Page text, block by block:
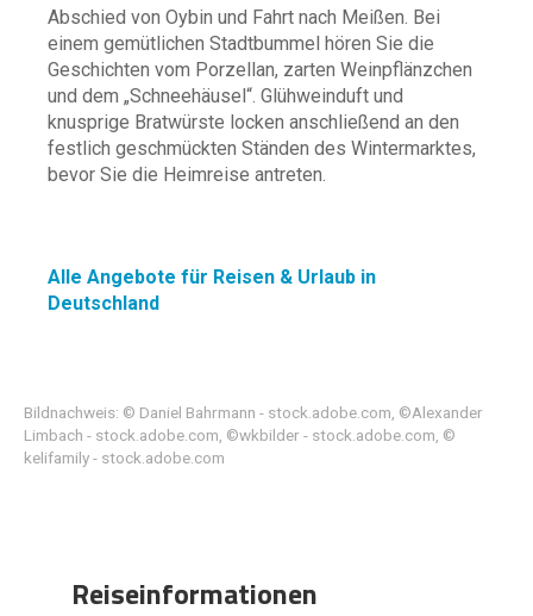
Abschied von Oybin und Fahrt nach Meißen. Bei
einem gemütlichen Stadtbummel hören Sie die
Geschichten vom Porzellan, zarten Weinpflänzchen
und dem „Schneehäusel“. Glühweinduft und
knusprige Bratwürste locken anschließend an den
festlich geschmückten Ständen des Wintermarktes,
bevor Sie die Heimreise antreten.
Alle Angebote für Reisen & Urlaub in
Deutschland
Bildnachweis: © Daniel Bahrmann - stock.adobe.com, ©Alexander
Limbach - stock.adobe.com, ©wkbilder - stock.adobe.com, ©
kelifamily - stock.adobe.com
Reiseinformationen